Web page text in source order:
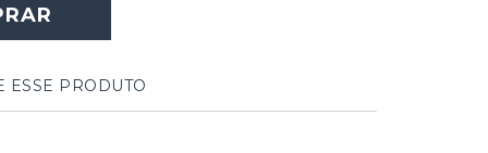
ESSE PRODUTO